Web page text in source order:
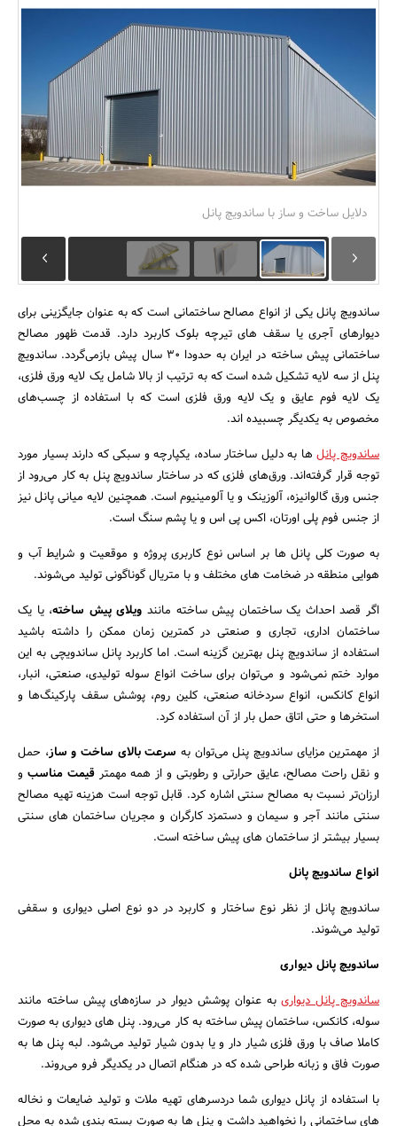
بانک، بیمه و سرمایه
مسکن و ساختمان
جستجو
دلایل ساخت و ساز با ساندویچ پانل
ساندویچ پانل یکی از انواع مصالح ساختمانی است که به عنوان جایگزینی برای
دیوارهای آجری یا سقف های تیرچه بلوک کاربرد دارد. قدمت ظهور مصالح
ساختمانی پیش ساخته در ایران به حدودا 30 سال پیش بازمی‌گردد. ساندویچ
پنل از سه لایه تشکیل شده است که به ترتیب از بالا شامل یک لایه ورق فلزی،
یک لایه فوم عایق و یک لایه ورق فلزی است که با استفاده از چسب‌های
مخصوص به یکدیگر چسبیده اند.
ساندویچ پانلها به دلیل ساختار ساده، یکپارچه و سبکی که دارند بسیار مورد
توجه قرار گرفته‌اند. ورق‌های فلزی که در ساختار ساندویچ پنل به کار می‌رود از
جنس ورق گالوانیزه، آلوزینک و یا آلومینیوم است. همچنین لایه میانی پانل نیز
از جنس فوم پلی اورتان، اکس پی اس و یا پشم سنگ است.
به صورت کلی پانل‌ ها بر اساس نوع کاربری پروژه و موقعیت و شرایط آب و
هوایی منطقه در ضخامت های مختلف و با متریال گوناگونی تولید می‌شوند.
اگر قصد احداث یک ساختمان پیش ساخته مانند ویلای پیش ساخته، یا یک
ساختمان اداری، تجاری و صنعتی در کمترین زمان ممکن را داشته باشید
استفاده از ساندویچ پنل بهترین گزینه است. اما کاربرد پانل ساندویچی به این
موارد ختم نمی‌شود و می‌توان برای ساخت انواع سوله تولیدی، صنعتی، انبار،
انواع کانکس، انواع سردخانه صنعتی، کلین روم، پوشش سقف پارکینگ‌ها و
استخرها و حتی اتاق حمل بار از آن استفاده کرد.
از مهمترین مزایای ساندویچ پنل می‌توان به سرعت بالای ساخت و ساز، حمل
و نقل راحت مصالح، عایق حرارتی و رطوبتی و از همه مهمترقیمت مناسب و
ارزان‌تر نسبت به مصالح سنتی اشاره کرد. قابل توجه است هزینه تهیه مصالح
سنتی مانند آجر و سیمان و دستمزد کارگران و مجریان ساختمان های سنتی
بسیار بیشتر از ساختمان های پیش ساخته است.
انواع ساندویچ پانل
ساندویچ پانل از نظر نوع ساختار و کاربرد در دو نوع اصلی دیواری و سقفی
تولید می‌شوند.
ساندویچ پانل دیواری
ساندویچ پانل دیواریبه عنوان پوشش دیوار در سازه‌های پیش ساخته مانند
سوله، کانکس، ساختمان پیش ساخته به کار می‌رود. پنل های دیواری به صورت
کاملا صاف با ورق فلزی شیار دار و یا بدون شیار تولید می‌شود. لبه پنل ها به
صورت فاق و زبانه طراحی شده که در هنگام اتصال در یکدیگر فرو می‌روند.
با استفاده از پانل دیواری شما دردسرهای تهیه ملات و تولید ضایعات و نخاله
های ساختمانی را نخواهید داشت و پنل ها به صورت بسته بندی شده به محل